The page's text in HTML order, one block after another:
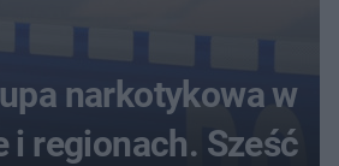
narkotykowa w
i regionach. Sześć